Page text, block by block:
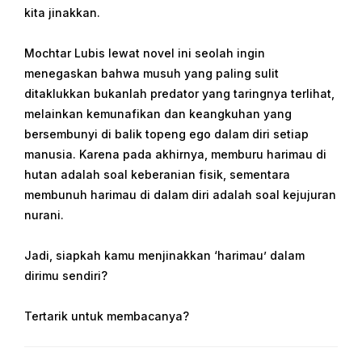
kita jinakkan.
Mochtar Lubis lewat novel ini seolah ingin
menegaskan bahwa musuh yang paling sulit
ditaklukkan bukanlah predator yang taringnya terlihat,
melainkan kemunafikan dan keangkuhan yang
bersembunyi di balik topeng ego dalam diri setiap
manusia. Karena pada akhirnya, memburu harimau di
hutan adalah soal keberanian fisik, sementara
membunuh harimau di dalam diri adalah soal kejujuran
nurani.
Jadi, siapkah kamu menjinakkan ‘harimau’ dalam
dirimu sendiri?
Tertarik untuk membacanya?